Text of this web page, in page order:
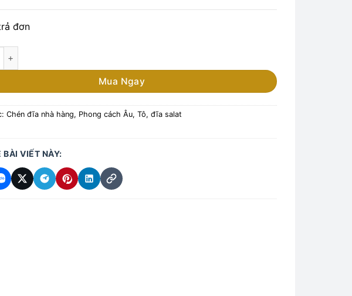
đơn
đựng salad, món ăn phong cách Âu số lượng
Mua Ngay
Chén đĩa nhà hàng, Phong cách Âu, Tô, đĩa salat
BÀI VIẾT NÀY: